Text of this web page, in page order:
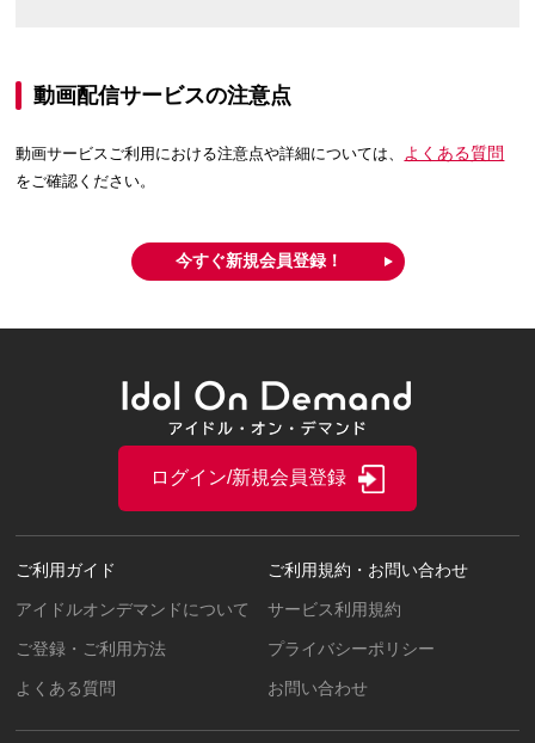
動画配信サービスの注意点
動画サービスご利用における注意点や詳細については、 よくある質問
をご確認ください。
今すぐ新規会員登録！
ご利用ガイド
アイドルオンデマンドについて
ご登録・ご利用方法
よくある質問
ご利用規約・お問い合わせ
サービス利用規約
プライバシーポリシー
お問い合わせ
ログイン/新規会員登録